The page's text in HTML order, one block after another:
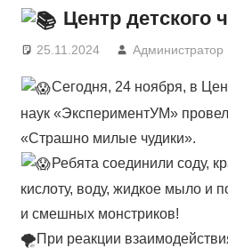
Центр детского
25.11.2024 Администратор
Сегодня, 24 ноября, в
наук «ЭкспериментУМ»
«Страшно милые чудики».
Ребята соединили соду,
кислоту, воду, жидкое мыло и
и смешных монстриков!
🌪При реакции